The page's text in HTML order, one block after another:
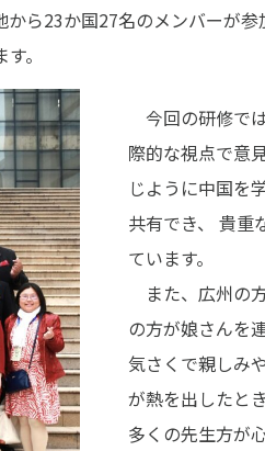
ら23か国27名のメンバーが
。
今回の研修で
際的な視点で意
じように中国を
共有でき、 貴重
ています。
また、広州の
の方が娘さんを
気さくで親しみ
が熱を出したと
多くの先生方が